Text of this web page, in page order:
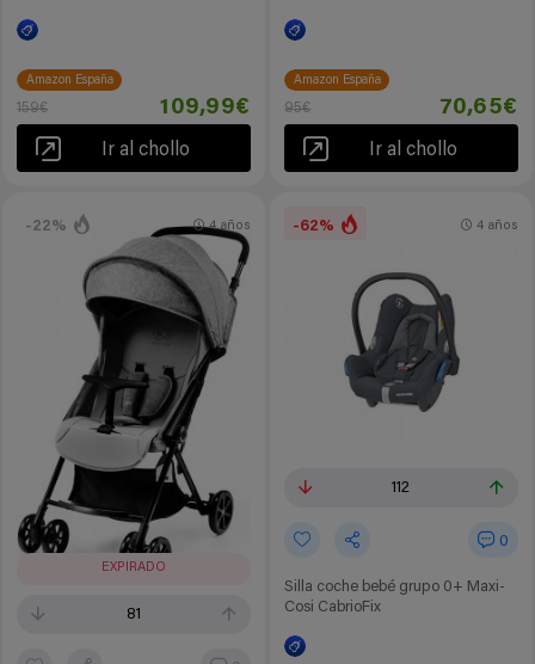
Amazon España
159€ 109,99€
Ir al chollo
Amazon España
95€ 70,65€
Ir al chollo
-22%
EXPIRADO
81
4 años -62%
112
0
Silla coche bebé grupo 0+ Maxi-
Cosi CabrioFix
4 años